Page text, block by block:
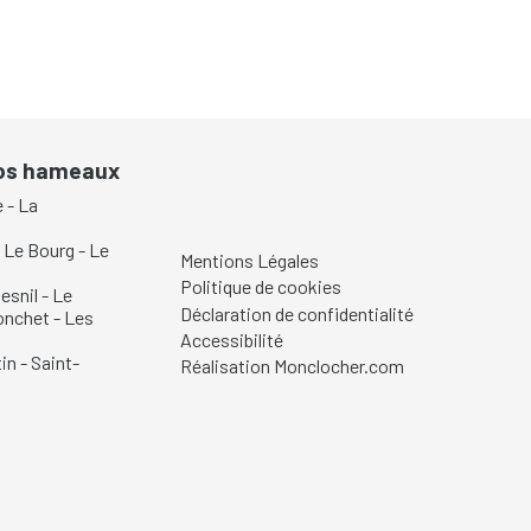
hameaux
- La
Le Bourg - Le
- Le
- Les
- Saint-
Mentions Légales
Politique de cookies
Déclaration de confidentialité
Accessibilité
Réalisation Monclocher.com